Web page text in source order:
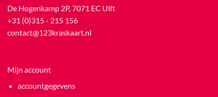
De Hogenkamp 2P, 7071 EC Ulft
+31 (0)315 - 215 156
contact@123kraskaart.nl
Mijn account
accountgegevens